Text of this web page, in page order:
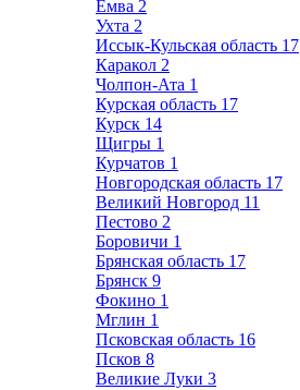
Емва 2
Ухта 2
Иссык-Кульская область 17
Каракол 2
Чолпон-Ата 1
Курская область 17
Курск 14
Щигры 1
Курчатов 1
Новгородская область 17
Великий Новгород 11
Пестово 2
Боровичи 1
Брянская область 17
Брянск 9
Фокино 1
Мглин 1
Псковская область 16
Псков 8
Великие Луки 3